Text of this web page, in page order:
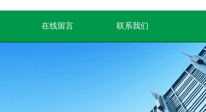
在线留言 联系我们